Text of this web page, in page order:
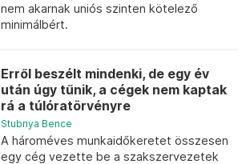
nem akarnak uniós szinten kötelező
minimálbért.
Erről beszélt mindenki, de egy év
után úgy tűnik, a cégek nem kaptak
rá a túlóratörvényre
Stubnya Bence
A hároméves munkaidőkeretet összesen
egy cég vezette be a szakszervezetek